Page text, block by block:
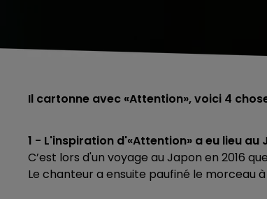
Il cartonne avec «Attention», voici 4
1 - L'inspiration d'«Attention» a eu lieu au
C’est lors d'un voyage au Japon en 2016
Le chanteur a ensuite paufiné le morceau